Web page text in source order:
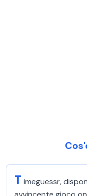
T imeguessr,